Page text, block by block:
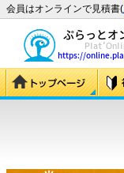
会員はオンラインで見積書(